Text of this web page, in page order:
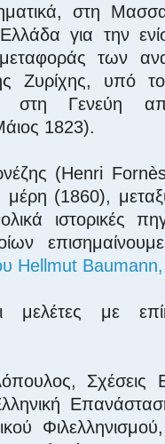
στη
Ελλάδα για την
των
Ζυρίχης, υπό
στη Γενεύη
1823).
(Henri
μέρη (1860),
ιστορικές
Hellmut
με
Σχέσεις